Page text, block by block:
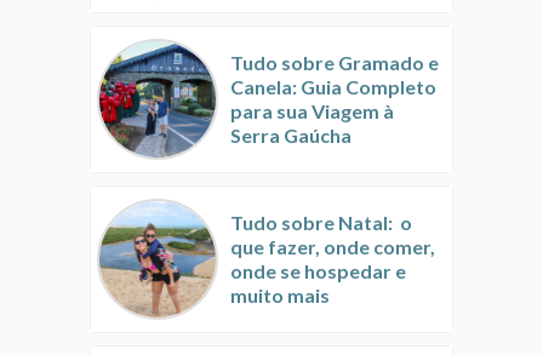
Tudo sobre Gramado e
Canela: Guia Completo
para sua Viagem à
Serra Gaúcha
Tudo sobre Natal: o
que fazer, onde comer,
onde se hospedar e
muito mais